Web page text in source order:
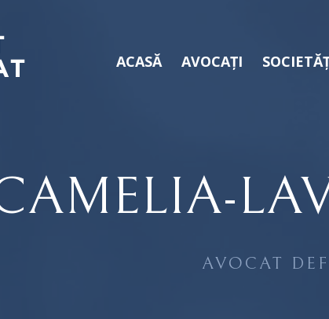
ACASĂ AVOCAȚI
AVOCAT